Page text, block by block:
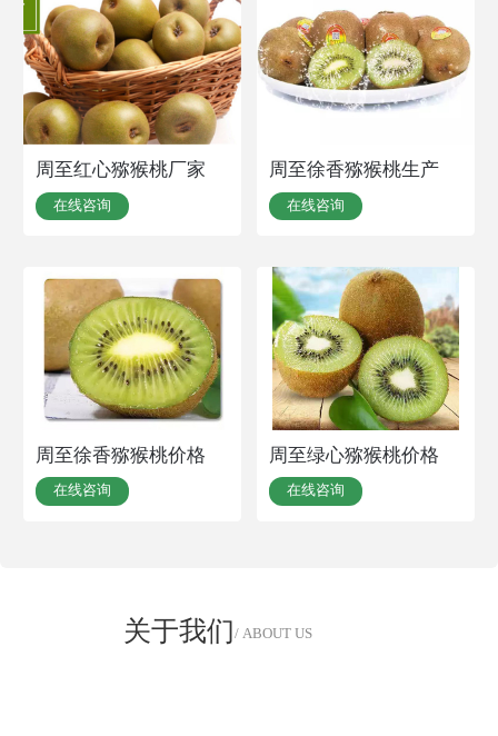
周至红心猕猴桃厂家
在线咨询
周至徐香猕猴桃生产
在线咨询
周至徐香猕猴桃价格
在线咨询
周至绿心猕猴桃价格
在线咨询
关于我们/ ABOUT US